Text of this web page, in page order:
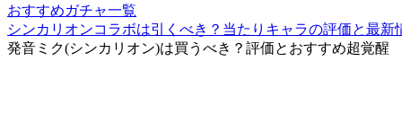
おすすめガチャ一覧
シンカリオンコラボは引くべき？当たりキャラの評価と最新
発音ミク(シンカリオン)は買うべき？評価とおすすめ超覚醒